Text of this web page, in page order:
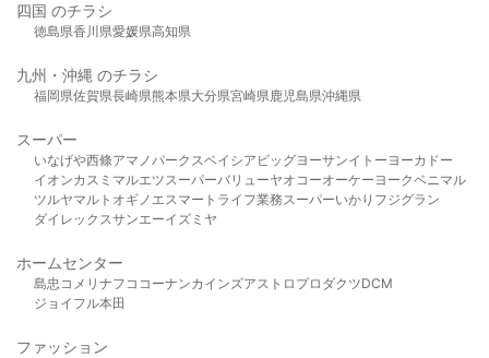
四国 のチラシ
徳島県香川県愛媛県高知県
九州・沖縄 のチラシ
福岡県佐賀県長崎県熊本県大分県宮崎県鹿児島県沖縄県
スーパー
いなげや西條アマノパークスベイシア ビッグヨーサンイトーヨーカドー
イオンカスミ マルエツスーパーバリューヤオコーオーケー ヨークベニマル
ツルヤマルト オギノ エスマート ライフ業務スーパーいかり フジグラン
ダイレックスサンエーイズミヤ
ホームセンター
島忠 コメリ ナフコ コーナンカインズアストロプロダクツDCM
ジョイフル本田
ファッション